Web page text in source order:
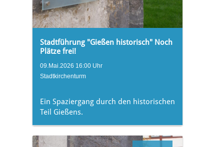
Stadtführung "Gießen historisch" Noch
Plätze frei!
09.Mai.2026 16:00 Uhr
Stadtkirchenturm
Ein Spaziergang durch den historischen
Teil Gießens.